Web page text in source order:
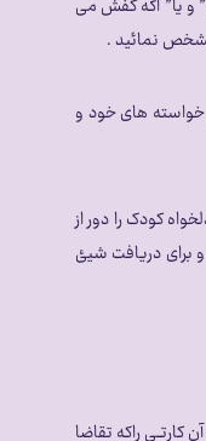
و یا” اگه کفش می
نمائید .
بین خواسته های خود و
کودک را دور از
برای دریافت شیئ
راکه تقاضا